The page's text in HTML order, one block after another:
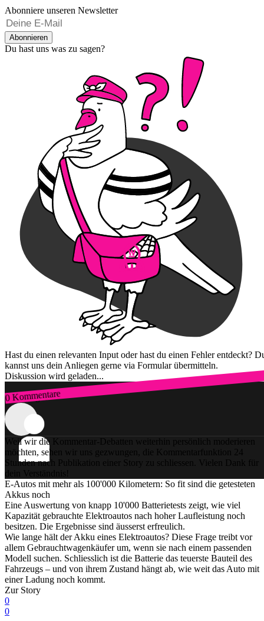
Abonniere unseren Newsletter
Abonnieren
Du hast uns was zu sagen?
Hast du einen relevanten Input oder hast du einen Fehler entdeckt?
kannst uns dein Anliegen gerne via Formular übermitteln.
Diskussion wird geladen...
0 Kommentare
Zum Login
Weil wir die Kommentar-Debatten weiterhin persönlich moderieren
möchten, sehen wir uns gezwungen, die Kommentarfunktion 24
Stunden nach Publikation einer Story zu schliessen. Vielen Dank für
dein Verständnis!
E-Autos mit mehr als 100'000 Kilometern: So fit sind die getesteten
Akkus noch
Eine Auswertung von knapp 10'000 Batterietests zeigt, wie viel
Kapazität gebrauchte Elektroautos nach hoher Laufleistung noch
besitzen. Die Ergebnisse sind äusserst erfreulich.
Wie lange hält der Akku eines Elektroautos? Diese Frage treibt vor
allem Gebrauchtwagenkäufer um, wenn sie nach einem passenden
Modell suchen. Schliesslich ist die Batterie das teuerste Bauteil des
Fahrzeugs – und von ihrem Zustand hängt ab, wie weit das Auto mit
einer Ladung noch kommt.
Zur Story
0
0